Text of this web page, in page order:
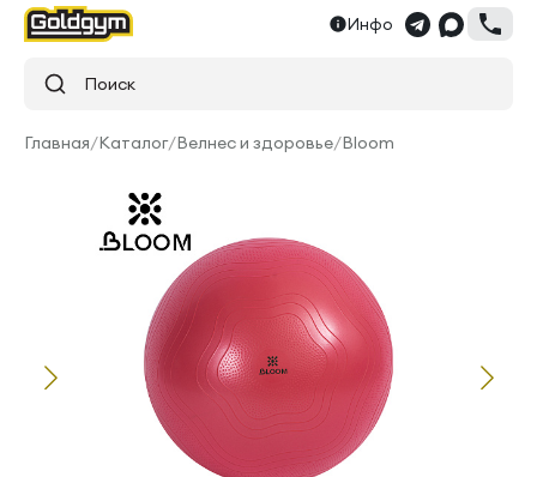
Инфо
Поиск
Главная/Каталог/Велнес и здоровье/Bloom